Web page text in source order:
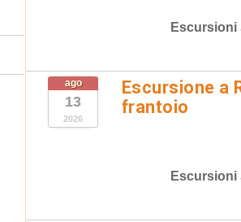
Escursioni
ago
13
2026
Escursione a
frantoio
Escursioni